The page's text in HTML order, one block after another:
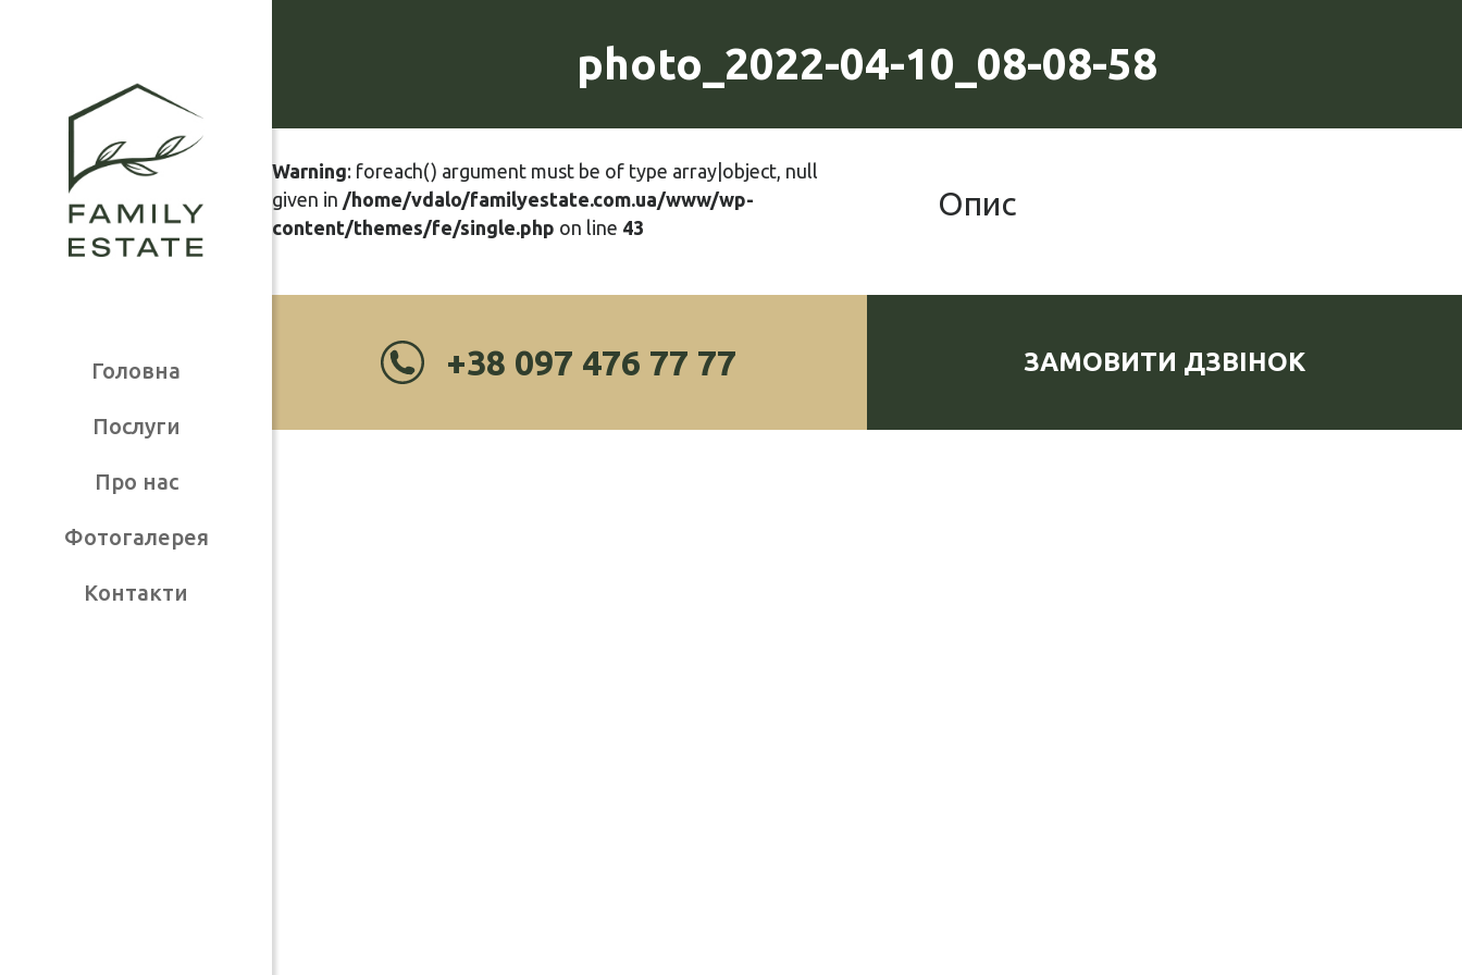
Головна
Послуги
Про нас
Фотогалерея
Контакти
photo_2022-04-10_08-08-58
Опис
Warning: foreach() argument must be of type array|object, null
given in /home/vdalo/familyestate.com.ua/www/wp-
content/themes/fe/single.php on line 43
+38 097 476 77 77 ЗАМОВИТИ ДЗВІНОК